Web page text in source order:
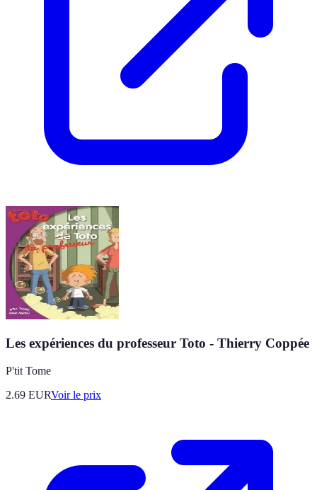
Les expériences du professeur Toto - Thierry Coppée
P'tit Tome
2.69 EURVoir le prix